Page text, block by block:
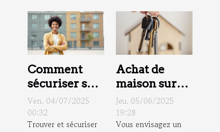
Comment
sécuriser son
premier
logement
étudiant sans
Ven. 04/07/2025
00:32
Trouver et sécuriser
Achat de
maison sur
Le Mans :
contactez
Demetis
Jeu. 05/06/2025
19:28
Vous envisagez un